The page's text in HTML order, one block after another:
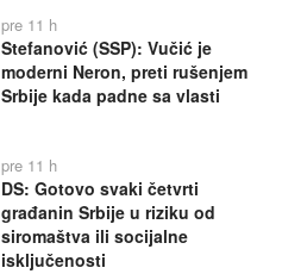
pre 11 h
Stefanović (SSP): Vučić je
moderni Neron, preti rušenjem
Srbije kada padne sa vlasti
pre 11 h
DS: Gotovo svaki četvrti
građanin Srbije u riziku od
siromaštva ili socijalne
isključenosti